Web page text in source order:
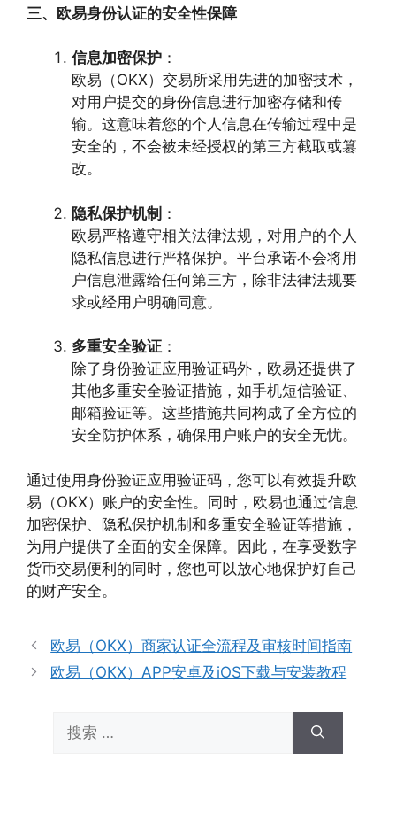
三、欧易身份认证的安全性保障
信息加密保护 ：
欧易（OKX）交易所采用先进的加密技术，
对用户提交的身份信息进行加密存储和传
输。这意味着您的个人信息在传输过程中是
安全的，不会被未经授权的第三方截取或篡
改。
隐私保护机制 ：
欧易严格遵守相关法律法规，对用户的个人
隐私信息进行严格保护。平台承诺不会将用
户信息泄露给任何第三方，除非法律法规要
求或经用户明确同意。
多重安全验证 ：
除了身份验证应用验证码外，欧易还提供了
其他多重安全验证措施，如手机短信验证、
邮箱验证等。这些措施共同构成了全方位的
安全防护体系，确保用户账户的安全无忧。
通过使用身份验证应用验证码，您可以有效提升欧
易（OKX）账户的安全性。同时，欧易也通过信息
加密保护、隐私保护机制和多重安全验证等措施，
为用户提供了全面的安全保障。因此，在享受数字
货币交易便利的同时，您也可以放心地保护好自己
的财产安全。
欧易（OKX）商家认证全流程及审核时间指南
欧易（OKX）APP安卓及iOS下载与安装教程
索：